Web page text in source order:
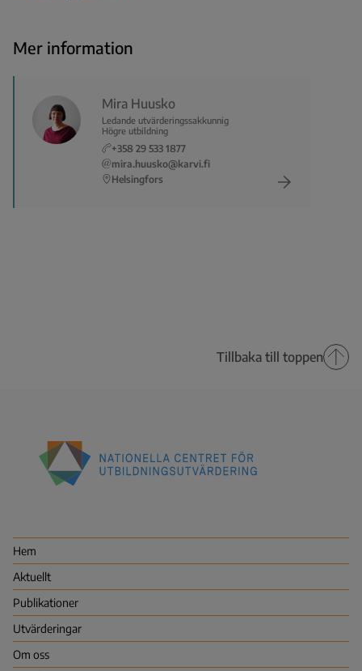
Mer information
Mira Huusko
Ledande utvärderingssakkunnig
Högre utbildning
+358 29 533 1877
mira.huusko@karvi.fi
Helsingfors
Tillbaka till toppen
(NCU)
Hem
Aktuellt
Publikationer
Utvärderingar
Om oss